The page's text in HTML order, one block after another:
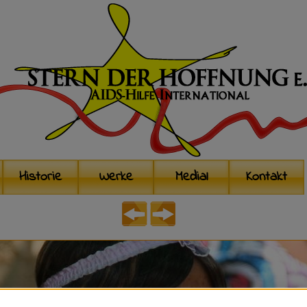
Historie Werke Medial Kontakt